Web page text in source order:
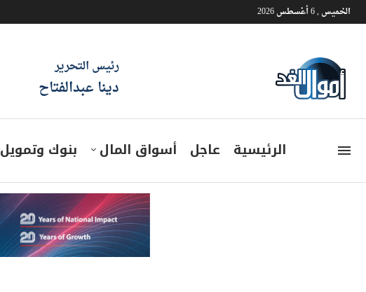
الخميس , 6 أغسطس 2026
رئيس التحرير
دينا عبدالفتاح
الرئيسية عاجل أسواق المال بنوك وتمويل